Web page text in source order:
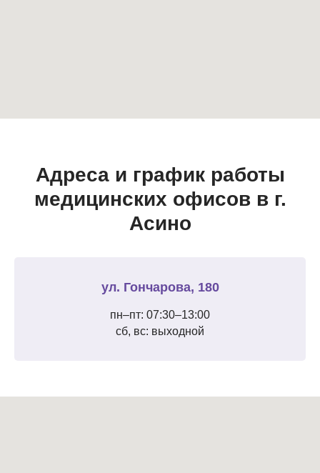
Адреса и график работы
медицинских офисов в г.
Асино
ул. Гончарова, 180
пн–пт: 07:30–13:00
сб, вс: выходной